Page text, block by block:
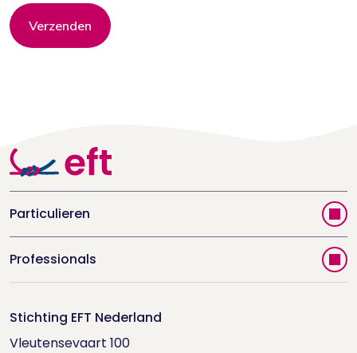
Verzenden
Particulieren
Vind jouw therapeut
Videoportal
Doe de relatietest
Houd me Vast-bijeenkomsten
Professionals
Trainingen
Stichting EFT Nederland
Vleutensevaart 100